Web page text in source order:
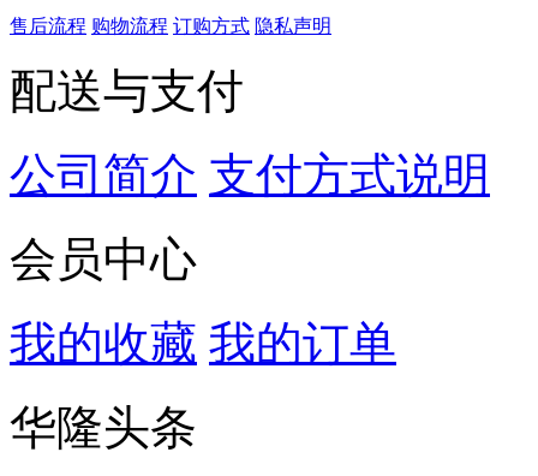
售后流程 购物流程 订购方式 隐私声明
配送与支付
公司简介 支付方式说明
会员中心
我的收藏 我的订单
华隆头条